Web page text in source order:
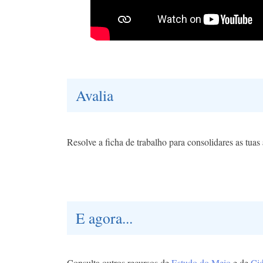
Avalia
Resolve a ficha de trabalho para consolidares as tuas
E agora...